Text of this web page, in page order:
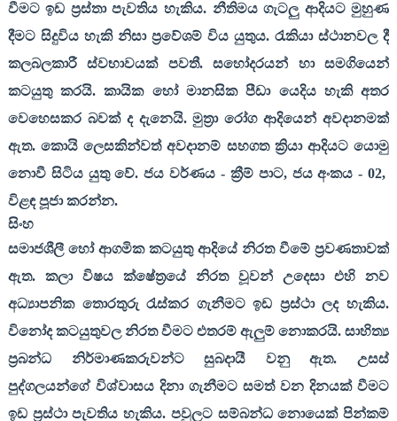
වීමට ඉඩ ප්‍රස්තා පැවතිය හැකිය. නීතිමය ගැටලු ආදියට මුහුණ
දීමට සිදුවිය හැකි නිසා ප්‍රවේශම් විය යුතුය. රැකියා ස්ථානවල දී
කලබලකාරී ස්වභාවයක් පවතී. සහෝදරයන් හා සමගියෙන්
කටයුතු කරයි. කායික හෝ මානසික පීඩා යෙදිය හැකි අතර
වෙහෙසකර බවක් ද දැනෙයි. මුත්‍රා රෝග ආදියෙන් අවදානමක්
ඇත. කොයි ලෙසකින්වත් අවදානම් සහගත ක්‍රියා ආදියට යොමු
නොවී සිටිය යුතු වේ. ජය වර්ණය - ක්‍රීම් පාට, ජය අංකය -02,
විළඳ පූජා කරන්න.
සිංහ
සමාජශීලී හෝ ආගමික කටයුතු ආදියේ නිරත වීමේ ප්‍රවණතාවක්
ඇත. කලා විෂය ක්ෂේත්‍රයේ නිරත වූවන් උදෙසා එහි නව
අධ්‍යාපනික තොරතුරු රැස්කර ගැනීමට ඉඩ ප්‍රස්ථා ලද හැකිය.
විනෝද කටයුතුවල නිරත වීමට එතරම් ඇලුම් නොකරයි. සාහිත්‍ය
ප්‍රබන්ධ නිර්මාණකරුවන්ට සුබදායී වනු ඇත. උසස්
පුද්ගලයන්ගේ විශ්වාසය දිනා ගැනීමට සමත් වන දිනයක් වීමට
ඉඩ ප්‍රස්ථා පැවතිය හැකිය. පවුලට සම්බන්ධ නොයෙක් පින්කම්